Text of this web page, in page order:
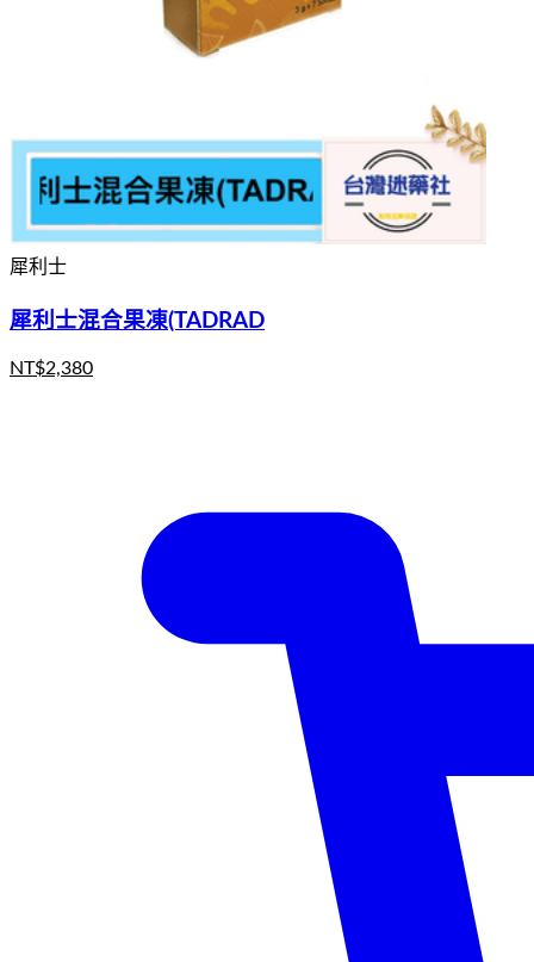
犀利士
犀利士混合果凍(TADRAD
NT$2,380